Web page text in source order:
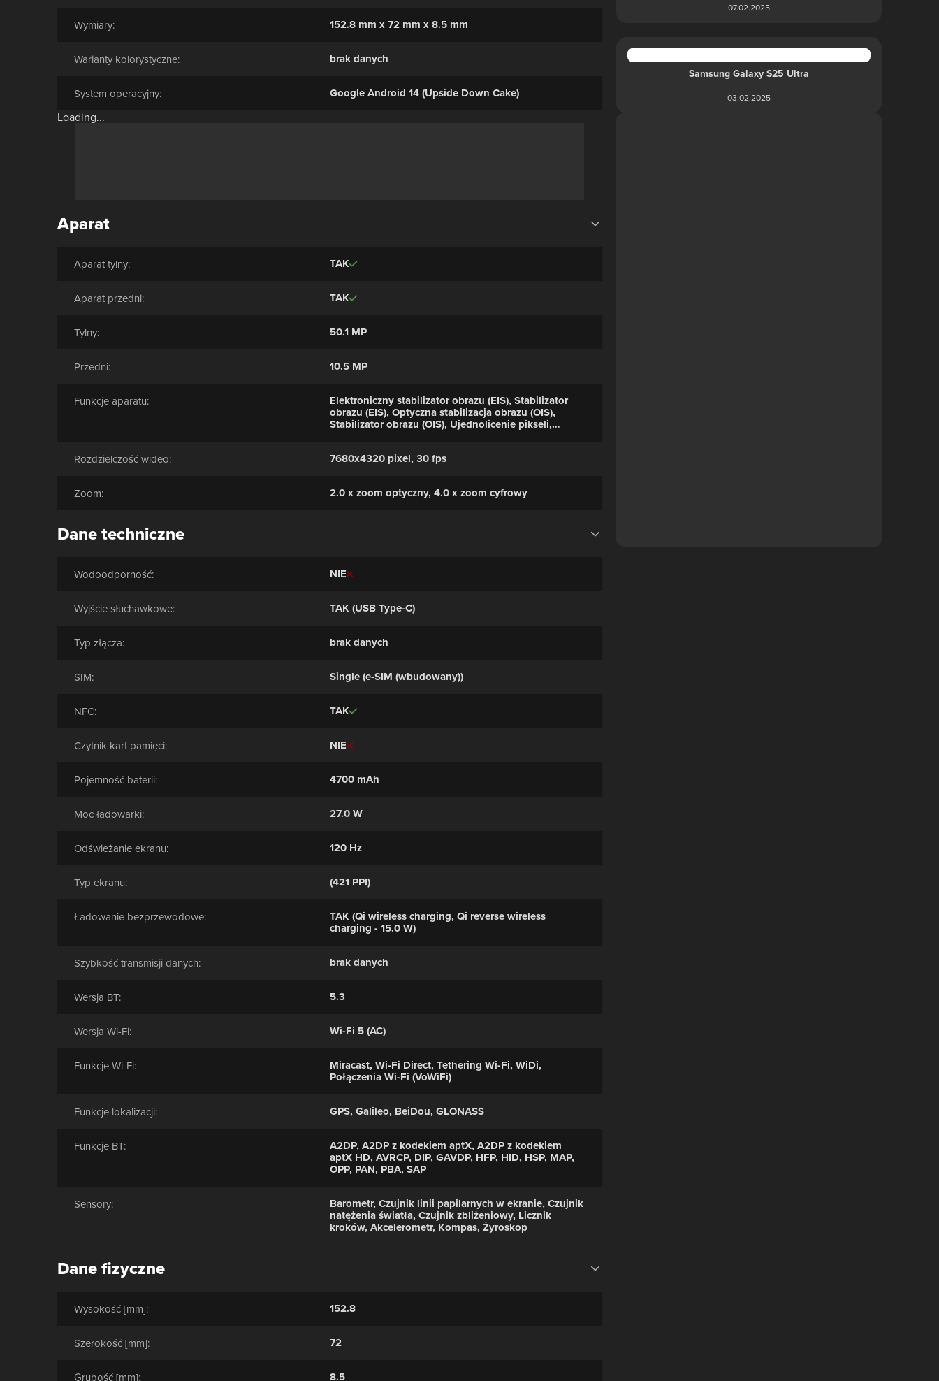
Wymiary: 152.8 mm x 72 mm x 8.5 mm
Warianty kolorystyczne: brak danych
System operacyjny:
Google Android 14 (Upside Down Cake)
Loading...
Aparat
Aparat tylny: TAK
Aparat przedni: TAK
Tylny: 50.1 MP
Przedni: 10.5 MP
Funkcje aparatu: Elektroniczny stabilizator obrazu (EIS), Stabilizator
obrazu (EIS), Optyczna stabilizacja obrazu (OIS),
Stabilizator obrazu (OIS), Ujednolicenie pikseli,
Dotykowy fokus, Tryb makro, Zdjęcie panoramiczne,
Inteligentne wykrywanie scen
Rozdzielczość wideo: 7680x4320 pixel, 30 fps
Zoom: 2.0 x zoom optyczny, 4.0 x zoom cyfrowy
Dane techniczne
Wodoodporność: NIE
Wyjście słuchawkowe: TAK (USB Type-C)
Typ złącza: brak danych
SIM: Single (e-SIM (wbudowany))
NFC: TAK
Czytnik kart pamięci: NIE
Pojemność baterii: 4700 mAh
Moc ładowarki: 27.0 W
Odświeżanie ekranu: 120 Hz
Typ ekranu: (421 PPI)
Ładowanie bezprzewodowe: TAK (Qi wireless charging, Qi reverse wireless
charging - 15.0 W)
Szybkość transmisji danych: brak danych
Wersja BT: 5.3
Wersja Wi-Fi: Wi-Fi 5 (AC)
Funkcje Wi-Fi: Miracast, Wi-Fi Direct, Tethering Wi-Fi, WiDi,
Połączenia Wi-Fi (VoWiFi)
Funkcje lokalizacji: GPS, Galileo, BeiDou, GLONASS
Funkcje BT: A2DP, A2DP z kodekiem aptX, A2DP z kodekiem
aptX HD, AVRCP, DIP, GAVDP, HFP, HID, HSP, MAP,
OPP, PAN, PBA, SAP
Sensory: Barometr, Czujnik linii papilarnych w ekranie, Czujnik
natężenia światła, Czujnik zbliżeniowy, Licznik
kroków, Akcelerometr, Kompas, Żyroskop
Dane fizyczne
Wysokość [mm]: 152.8
Szerokość [mm]: 72
Grubość [mm]: 8.5
07.02.2025
Samsung Galaxy S25 Ultra
03.02.2025